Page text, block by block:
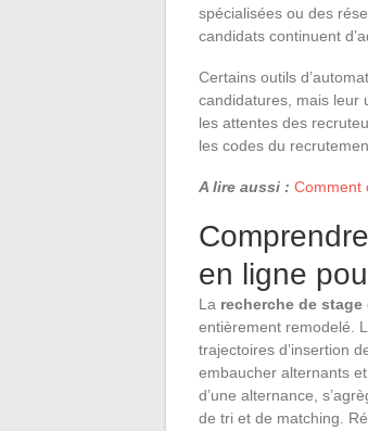
spécialisées ou des
candidats continuent
Certains outils
candidatures, mais leur
les attentes des
les codes du
A lire aussi : Comment
en ligne
La recherche de stage
entièrement remodelé.
trajectoires d’insertion
embaucher alternants et
d’une alternance,
de tri et de matching.